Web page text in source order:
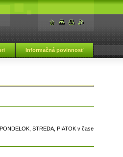
Informačná povinnosť
STREDA, PIATOK v čase